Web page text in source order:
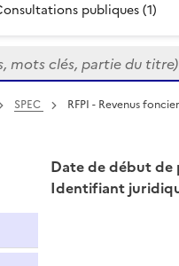
publiques (1)
clés, partie du titre)
SPEC RFPI - Revenus
Date de début de
Identifiant